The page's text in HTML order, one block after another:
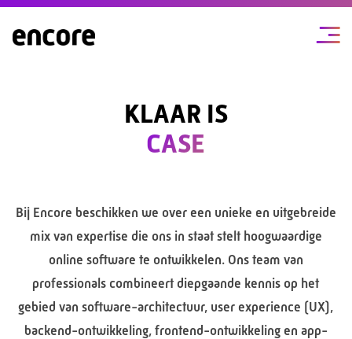
KLAAR IS
CASE
Bij Encore beschikken we over een unieke en uitgebreide
mix van expertise die ons in staat stelt hoogwaardige
online software te ontwikkelen. Ons team van
professionals combineert diepgaande kennis op het
gebied van software-architectuur, user experience (UX),
backend-ontwikkeling, frontend-ontwikkeling en app-